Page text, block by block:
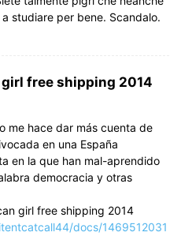
studiare per bene. Scandalo.
free shipping 2014
me hace dar más cuenta de
en una España
en la que han mal-aprendido
democracia y otras
girl free shipping 2014
docs/1469512031